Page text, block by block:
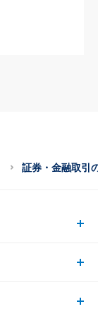
証券・金融取引